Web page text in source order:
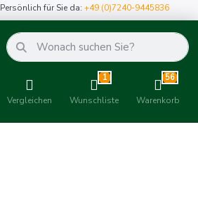
Persönlich für Sie da:+49 (0)7240-9445836
Vergleichen
1
Wunschliste
56
Warenkorb